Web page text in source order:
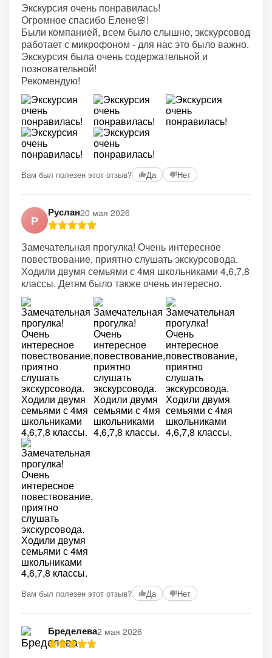
Экскурсия очень понравилась!
Огромное спасибо Елене🌸!
Были компанией, всем было слышно, экскурсовод
работает с микрофоном - для нас это было важно.
Экскурсия была очень содержательной и
позновательной!
Рекомендую!
Вам был полезен этот отзыв? Да Нет
Р
Руслан20 мая 2026
Замечательная прогулка! Очень интересное
повествование, приятно слушать экскурсовода.
Ходили двумя семьями с 4мя школьниками 4,6,7,8
классы. Детям было также очень интересно.
Вам был полезен этот отзыв? Да Нет
Бределева2 мая 2026